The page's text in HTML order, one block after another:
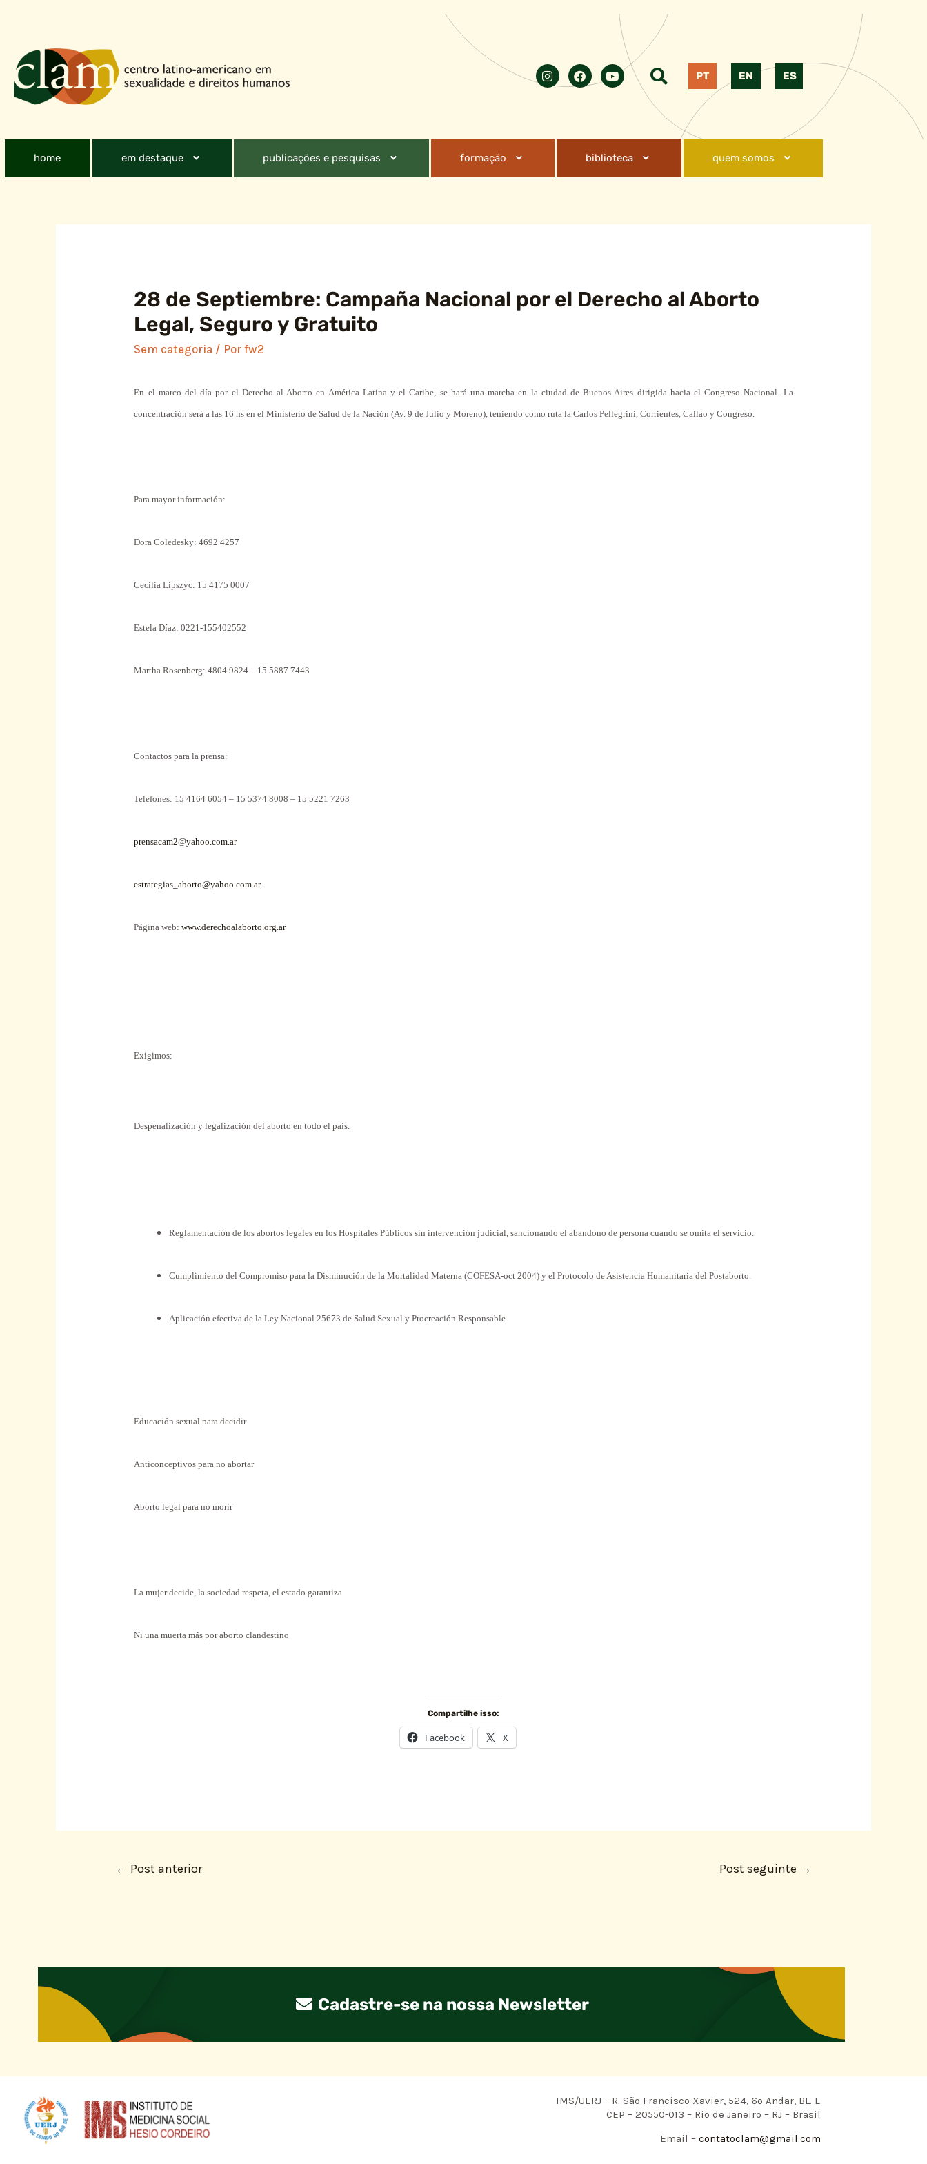
PT EN ES
home em destaque publicações e pesquisas formação biblioteca quem somos
28 de Septiembre: Campaña Nacional por el Derecho al Aborto
Legal, Seguro y Gratuito
Sem categoria / Porfw2
En el marco del día por el Derecho al Aborto en América Latina y el Caribe, se hará una marcha en la ciudad de Buenos Aires dirigida hacia el Congreso Nacional. La
concentración será a las 16 hs en elMinisterio de Salud dela Nación (Av. 9 de Julio y Moreno), teniendo como rutalaCarlos Pellegrini , Corrientes, Callao y Congreso.
Para mayor información:
Dora Coledesky: 4692 4257
Cecilia Lipszyc: 15 4175 0007
Estela Díaz: 0221-155402552
Martha Rosenberg: 4804 9824 – 15 5887 7443
Contactos para la prensa:
Telefones: 15 4164 6054 – 15 5374 8008 – 15 5221 7263
prensacam2@yahoo.com.ar
estrategias_aborto@yahoo.com.ar
Página web:www.derechoalaborto.org.ar
Exigimos:
Despenalización y legalización del aborto en todo el país.
Reglamentación de los abortos legales en los Hospitales Públicos sin intervención judicial, sancionando el abandono de persona cuando se omita el servicio.
Cumplimiento del Compromiso parala Disminución dela Mortalidad Materna (COFESA-oct 2004) y el Protocolo de Asistencia Humanitaria del Postaborto.
Aplicación efectiva dela Ley Nacional 25673 de Salud Sexual y Procreación Responsable
Educación sexual para decidir
Anticonceptivos para no abortar
Aborto legal para no morir
La mujer decide, la sociedad respeta, el estado garantiza
Ni una muerta más por aborto clandestino
Compartilhe isso:
Facebook X
← Post anterior Post seguinte →
Cadastre-se na nossa Newsletter
IMS/UERJ – R. São Francisco Xavier, 524, 6º Andar, BL. E
CEP – 20550-013 – Rio de Janeiro – RJ – Brasil
Email –contatoclam@gmail.com